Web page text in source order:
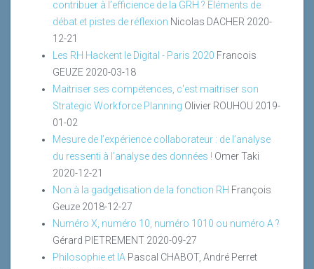
contribuer à l’efficience de la GRH ? Eléments de
débat et pistes de réflexion Nicolas DACHER 2020-
12-21
Les RH Hackent le Digital - Paris 2020 Francois
GEUZE 2020-03-18
Maitriser ses compétences, c'est maitriser son
Strategic Workforce Planning Olivier ROUHOU 2019-
01-02
Mesure de l’expérience collaborateur : de l’analyse
du ressenti à l’analyse des données ! Omer Taki
2020-12-21
Non à la gadgetisation de la fonction RH François
Geuze 2018-12-27
Numéro X, numéro 10, numéro 1010 ou numéro A ?
Gérard PIETREMENT 2020-09-27
Philosophie et IA Pascal CHABOT, André Perret